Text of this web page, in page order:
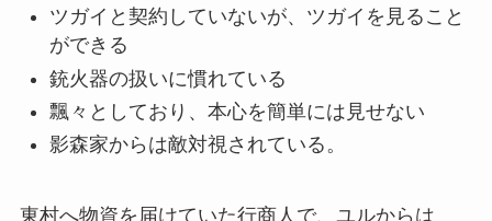
ツガイと契約していないが、ツガイを見ること
ができる
銃火器の扱いに慣れている
飄々としており、本心を簡単には見せない
影森家からは敵対視されている。
東村へ物資を届けていた行商人で、ユルからは